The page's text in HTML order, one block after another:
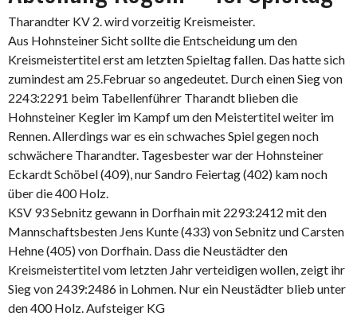
Tharandter KV 2. wird vorzeitig Kreismeister.
Aus Hohnsteiner Sicht sollte die Entscheidung um den
Kreismeistertitel erst am letzten Spieltag fallen. Das hatte sich
zumindest am 25.Februar so angedeutet. Durch einen Sieg von
2243:2291 beim Tabellenführer Tharandt blieben die
Hohnsteiner Kegler im Kampf um den Meistertitel weiter im
Rennen. Allerdings war es ein schwaches Spiel gegen noch
schwächere Tharandter. Tagesbester war der Hohnsteiner
Eckardt Schöbel (409), nur Sandro Feiertag (402) kam noch
über die 400 Holz.
KSV 93 Sebnitz gewann in Dorfhain mit 2293:2412 mit den
Mannschaftsbesten Jens Kunte (433) von Sebnitz und Carsten
Hehne (405) von Dorfhain. Dass die Neustädter den
Kreismeistertitel vom letzten Jahr verteidigen wollen, zeigt ihr
Sieg von 2439:2486 in Lohmen. Nur ein Neustädter blieb unter
den 400 Holz. Aufsteiger KG